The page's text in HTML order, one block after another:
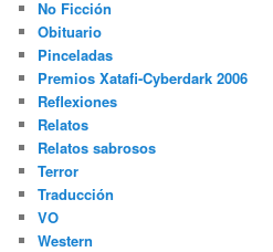
No Ficción
Obituario
Pinceladas
Premios Xatafi-Cyberdark 2006
Reflexiones
Relatos
Relatos sabrosos
Terror
Traducción
VO
Western